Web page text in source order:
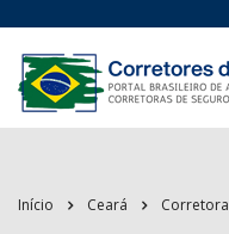
Início Ceará